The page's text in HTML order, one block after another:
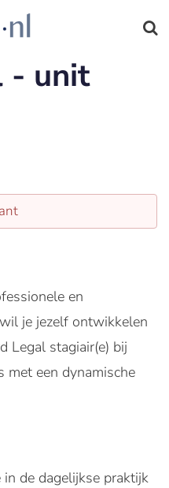
- unit
en
je jezelf ontwikkelen
Legal stagiair(e) bij
met een dynamische
de dagelijkse praktijk